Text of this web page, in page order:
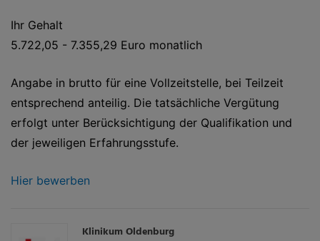
Ihr Gehalt
5.722,05 - 7.355,29 Euro monatlich
Angabe in brutto für eine Vollzeitstelle, bei Teilzeit
entsprechend anteilig. Die tatsächliche Vergütung
erfolgt unter Berücksichtigung der Qualifikation und
der jeweiligen Erfahrungsstufe.
Hier bewerben
Klinikum Oldenburg